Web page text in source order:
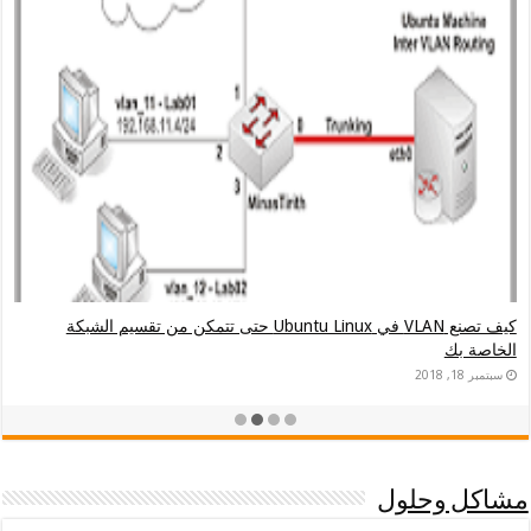
إعداد خادم DNS Server للتخزين المؤقت في سيرفر Ubuntu Server
وحلول